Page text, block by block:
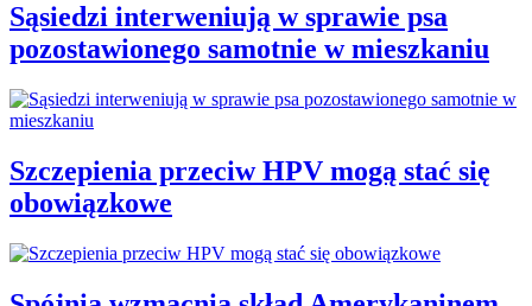
Sąsiedzi interweniują w sprawie psa
pozostawionego samotnie w mieszkaniu
Szczepienia przeciw HPV mogą stać się
obowiązkowe